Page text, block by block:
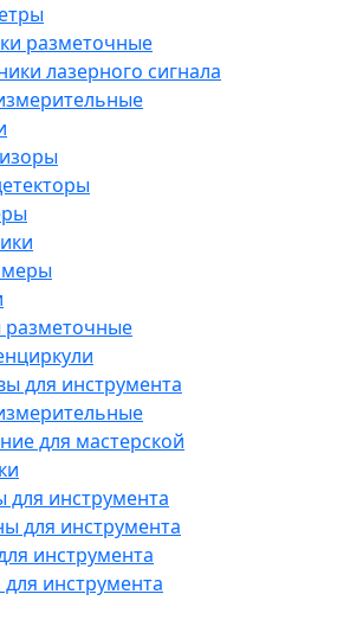
разметочные
лазерного сигнала
для инструмента
для мастерской
для инструмента
для инструмента
инструмента
инструмента